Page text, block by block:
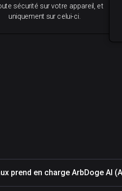
sécurité sur votre appareil, et
uniquement sur celui-ci.
prend en charge ArbDoge AI